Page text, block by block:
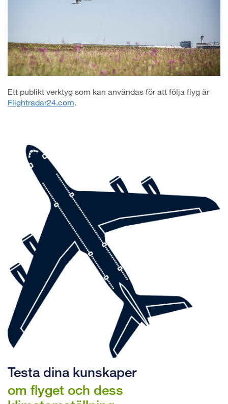
Ett publikt verktyg som kan användas för att följa flyg är
Flightradar24.com.
Testa dina kunskaper
om flyget och dess